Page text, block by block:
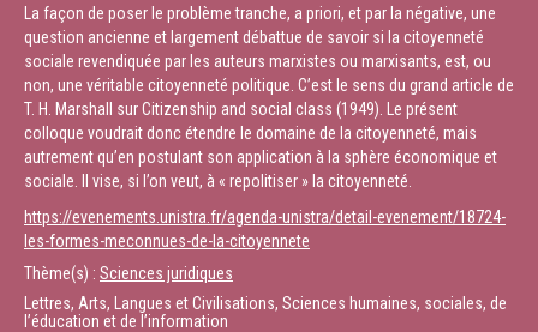
La façon de poser le problème tranche, a priori, et par la négative, une
question ancienne et largement débattue de savoir si la citoyenneté
sociale revendiquée par les auteurs marxistes ou marxisants, est, ou
non, une véritable citoyenneté politique. C’est le sens du grand article de
T. H. Marshall sur Citizenship and social class (1949). Le présent
colloque voudrait donc étendre le domaine de la citoyenneté, mais
autrement qu’en postulant son application à la sphère économique et
sociale. Il vise, si l’on veut, à « repolitiser » la citoyenneté.
https://evenements.unistra.fr/agenda-unistra/detail-evenement/18724-
les-formes-meconnues-de-la-citoyennete
Thème(s) : Sciences juridiques
Lettres, Arts, Langues et Civilisations, Sciences humaines, sociales, de
l’éducation et de l’information